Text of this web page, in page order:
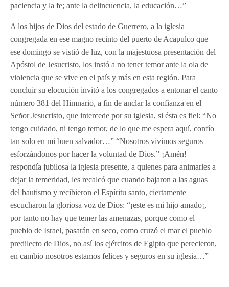
paciencia y la fe; ante la delincuencia, la educación…”
A los hijos de Dios del estado de Guerrero, a la iglesia
congregada en ese magno recinto del puerto de Acapulco que
ese domingo se vistió de luz, con la majestuosa presentación del
Apóstol de Jesucristo, los instó a no tener temor ante la ola de
violencia que se vive en el país y más en esta región. Para
concluir su elocución invitó a los congregados a entonar el canto
número 381 del Himnario, a fin de anclar la confianza en el
Señor Jesucristo, que intercede por su iglesia, si ésta es fiel: “No
tengo cuidado, ni tengo temor, de lo que me espera aquí, confío
tan solo en mi buen salvador…” “Nosotros vivimos seguros
esforzándonos por hacer la voluntad de Dios.” ¡Amén!
respondía jubilosa la iglesia presente, a quienes para animarles a
dejar la temeridad, les recalcó que cuando bajaron a las aguas
del bautismo y recibieron el Espíritu santo, ciertamente
escucharon la gloriosa voz de Dios: “¡este es mi hijo amado¡,
por tanto no hay que temer las amenazas, porque como el
pueblo de Israel, pasarán en seco, como cruzó el mar el pueblo
predilecto de Dios, no así los ejércitos de Egipto que perecieron,
en cambio nosotros estamos felices y seguros en su iglesia…”